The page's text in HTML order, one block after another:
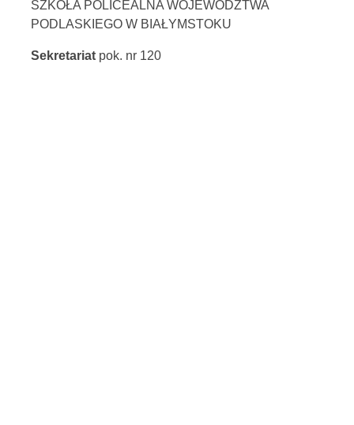
SZKOŁA POLICEALNA WOJEWÓDZTWA
PODLASKIEGO W BIAŁYMSTOKU
Sekretariat pok. nr 120